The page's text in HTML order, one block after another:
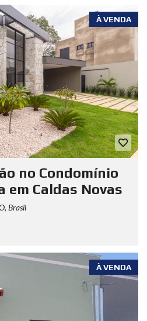
À VENDA
no Condomínio
em Caldas Novas
Brasil
À VENDA